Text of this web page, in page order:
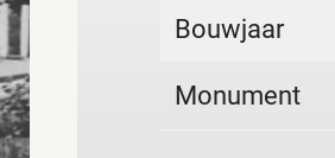
Bouwjaar
Monument